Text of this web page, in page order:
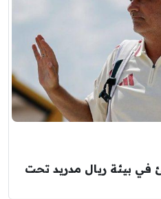
في بيئة ريال مدريد تحت